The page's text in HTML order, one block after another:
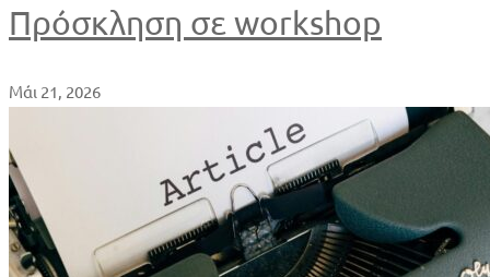
Πρόσκληση σε workshop
Μάι 21, 2026